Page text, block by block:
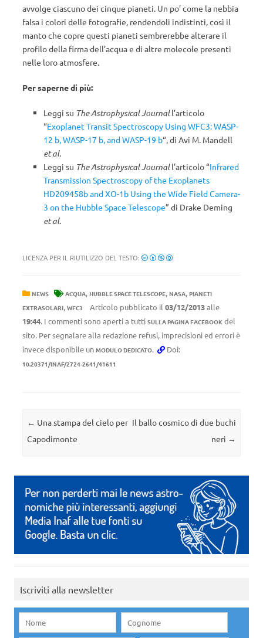
avvolge ciascuno dei cinque pianeti. Un po’ come la nebbia
falsa i colori delle fotografie, rendendoli indistinti, così il
manto che copre questi pianeti sembrerebbe alterare il
profilo della firma dell’acqua e di altre molecole presenti
nelle loro atmosfere.
Per saperne di più:
Leggi su The Astrophysical Journall’articolo
“Exoplanet Transit Spectroscopy Using WFC3: WASP-
12 b, WASP-17 b, and WASP-19 b“, di Avi M. Mandell
et al.
Leggi su The Astrophysical Journall’articolo “Infrared
Transmission Spectroscopy of the Exoplanets
HD209458b and XO-1b Using the Wide Field Camera-
3 on the Hubble Space Telescope” di Drake Deming
et al.
LICENZA PER IL RIUTILIZZO DEL TESTO:
NEWS ACQUA, HUBBLE SPACE TELESCOPE, NASA, PIANETI
EXTRASOLARI, WFC3 Articolo pubblicato il 03/12/2013alle
19:44. I commenti sono aperti a tutti SULLA PAGINA FACEBOOK del
sito. Per segnalare alla redazione refusi, imprecisioni ed errori è
invece disponibile un MODULO DEDICATO. Doi:
10.20371/INAF/2724-2641/41611
Navigazione articolo
← Una stampa del cielo per
Capodimonte
Il ballo cosmico di due buchi
neri →
Iscriviti alla newsletter